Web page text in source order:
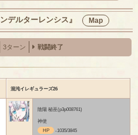
デルターレンシス』 Map
3ターン 戦闘終了
混沌イレギュラーズ26
陰陽 秘巫(p3p008761)
神使
HP
-1035/3845